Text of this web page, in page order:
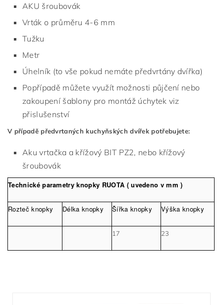
AKU šroubovák
Vrták o průměru 4-6 mm
Tužku
Metr
Úhelník (to vše pokud nemáte předvrtány dvířka)
Popřípadě můžete využít možnosti půjčení nebo
zakoupení šablony pro montáž úchytek viz
přislušenství
V případě předvrtaných kuchyňských dvířek potřebujete:
Aku vrtačka a křížový BIT PZ2, nebo křížový
šroubovák
Technické parametry knopky RUOTA ( uvedeno v mm )
Rozteč knopky Délka knopky Šířka knopky Výška knopky
17 23